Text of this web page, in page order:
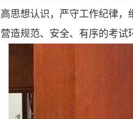
思想认识，严守工作纪律
造规范、安全、有序的考试